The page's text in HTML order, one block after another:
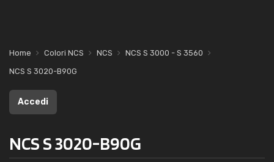
Home Colori NCS NCS
NCS S 3000 - S 3560
NCS S 3020-B90G
Accedi
NCS S 3020-B90G